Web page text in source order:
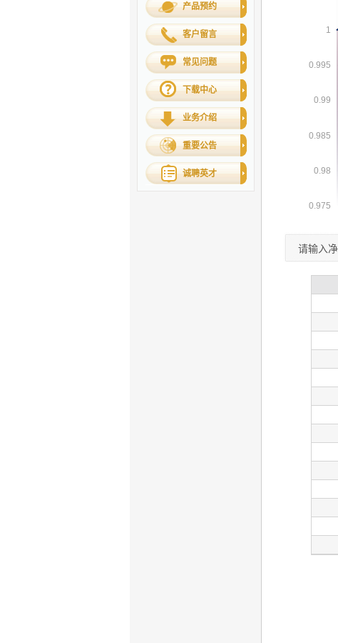
产品预约
客户留言
常见问题
下载中心
业务介绍
重要公告
诚聘英才
请输入